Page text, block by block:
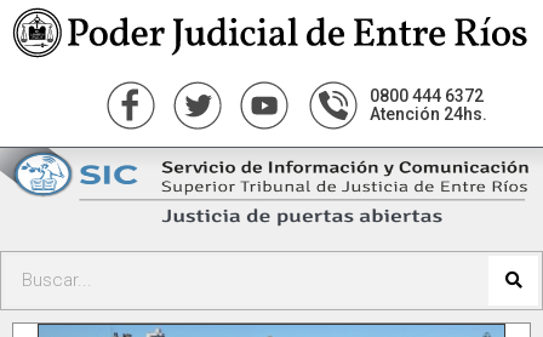
0800 444 6372
Atención 24hs.